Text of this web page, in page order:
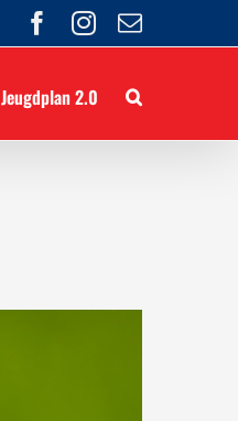
Facebook
Instagram
E-
mail
Jeugdplan 2.0